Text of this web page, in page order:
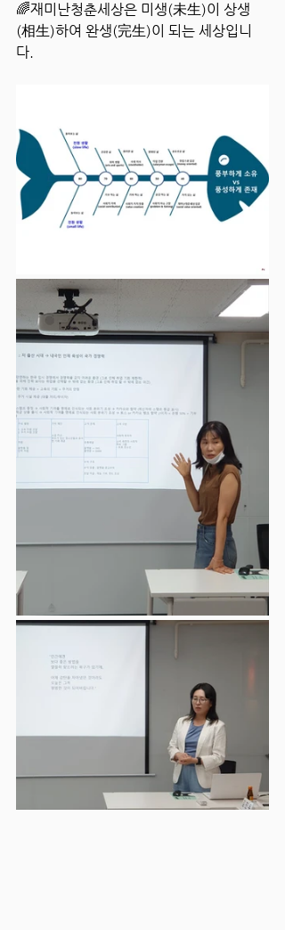
🌈재미난청춘세상은 미생(未生)이 상생
(相生)하여 완생(完生)이 되는 세상입니
다.